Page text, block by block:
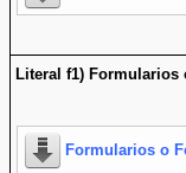
Literal f1)
Formularios o